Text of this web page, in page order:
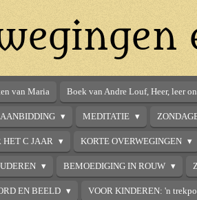
van Maria Boek van Andre Louf, Heer, leer
MEDITATIE
HET C JAAR KORTE OVERWEGINGEN
BEMOEDIGING IN ROUW
EN BEELD VOOR KINDEREN: 'n